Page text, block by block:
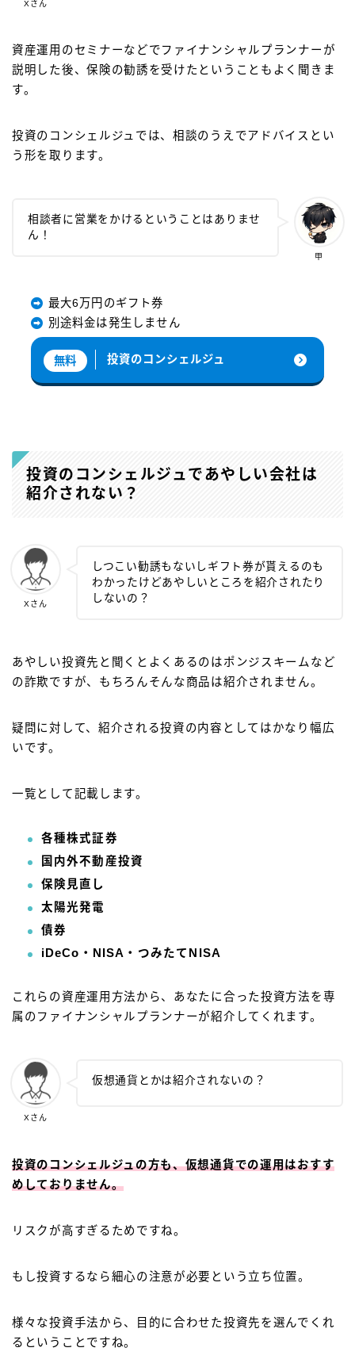
Xさん
資産運用のセミナーなどでファイナンシャルプランナーが
説明した後、保険の勧誘を受けたということもよく聞きま
す。
投資のコンシェルジュでは、相談のうえでアドバイスとい
う形を取ります。
甲
相談者に営業をかけるということはありませ
ん！
最大6万円のギフト券
別途料金は発生しません
無料 投資のコンシェルジュ
投資のコンシェルジュであやしい会社は
紹介されない？
Xさん
しつこい勧誘もないしギフト券が貰えるのも
わかったけどあやしいところを紹介されたり
しないの？
あやしい投資先と聞くとよくあるのはポンジスキームなど
の詐欺ですが、もちろんそんな商品は紹介されません。
疑問に対して、紹介される投資の内容としてはかなり幅広
いです。
一覧として記載します。
各種株式証券
国内外不動産投資
保険見直し
太陽光発電
債券
iDeCo・NISA・つみたてNISA
これらの資産運用方法から、あなたに合った投資方法を専
属のファイナンシャルプランナーが紹介してくれます。
Xさん
仮想通貨とかは紹介されないの？
投資のコンシェルジュの方も、仮想通貨での運用はおすす
めしておりません。
リスクが高すぎるためですね。
もし投資するなら細心の注意が必要という立ち位置。
様々な投資手法から、目的に合わせた投資先を選んでくれ
るということですね。